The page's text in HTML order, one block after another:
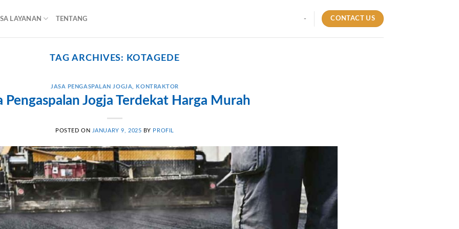
LAYANAN TENTANG - CONTACT US
TAG ARCHIVES: KOTAGEDE
JASA PENGASPALAN JOGJA KONTRAKTOR
Pengaspalan Jogja Terdekat Harga Murah
POSTED ON JANUARY 9, 2025 BY PROFIL